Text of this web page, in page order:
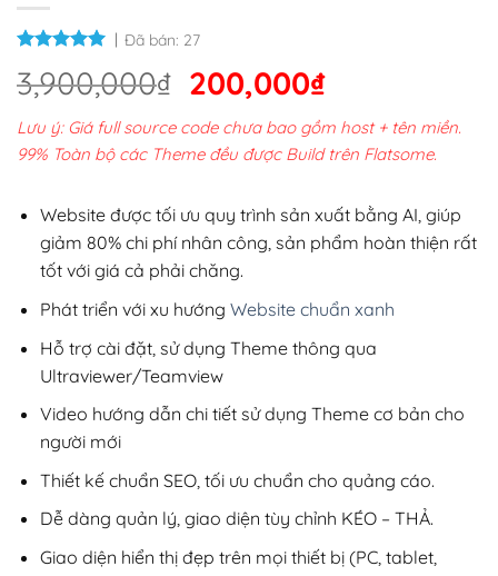
Đã bán: 27
3,900,000₫ Giá
gốc
là:
3,900,000₫.
200,000₫Giá
hiện
tại
200,000₫.
Lưu ý: Giá full source code chưa bao gồm host + tên miền.
99% Toàn bộ các Theme đều được Build trên Flatsome.
Website được tối ưu quy trình sản xuất bằng AI, giúp
giảm 80% chi phí nhân công, sản phẩm hoàn thiện rất
tốt với giá cả phải chăng.
Phát triển với xu hướng Website chuẩn xanh
Hỗ trợ cài đặt, sử dụng Theme thông qua
Ultraviewer/Teamview
Video hướng dẫn chi tiết sử dụng Theme cơ bản cho
người mới
Thiết kế chuẩn SEO, tối ưu chuẩn cho quảng cáo.
Dễ dàng quản lý, giao diện tùy chỉnh KÉO – THẢ.
Giao diện hiển thị đẹp trên mọi thiết bị (PC, tablet,